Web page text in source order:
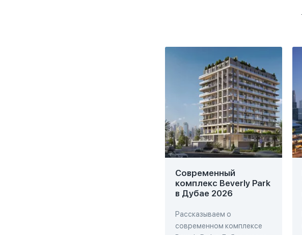
Современный
комплекс Beverly Park
в Дубае 2026
Рассказываем о
современном комплексе